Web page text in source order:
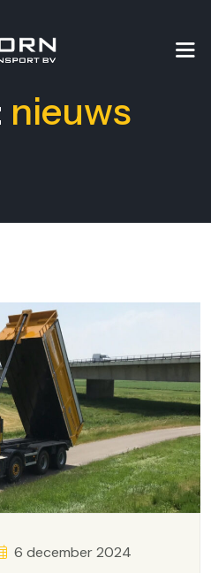
nieuws
6 december 2024